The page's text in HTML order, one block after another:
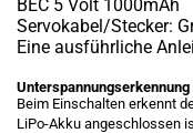
BEC 5 Volt 1000mAh
Servokabel/Stecker:
Eine ausführliche
Beim Einschalten erkennt
LiPo-Akku angeschlossen